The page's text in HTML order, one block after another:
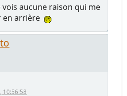
aucune raison qui me
en arrière
10:56:58